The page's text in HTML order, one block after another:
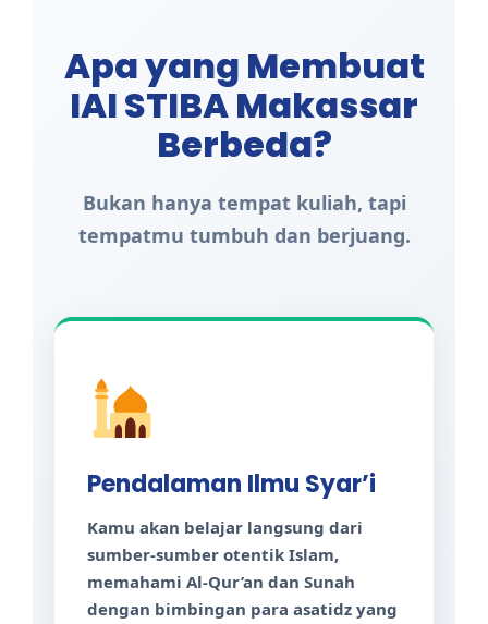
Apa yang Membuat
IAI STIBA Makassar
Berbeda?
Bukan hanya tempat kuliah, tapi
tempatmu tumbuh dan berjuang.
Pendalaman Ilmu Syar’i
Kamu akan belajar langsung dari
sumber-sumber otentik Islam,
memahami Al-Qur’an dan Sunah
dengan bimbingan para asatidz yang